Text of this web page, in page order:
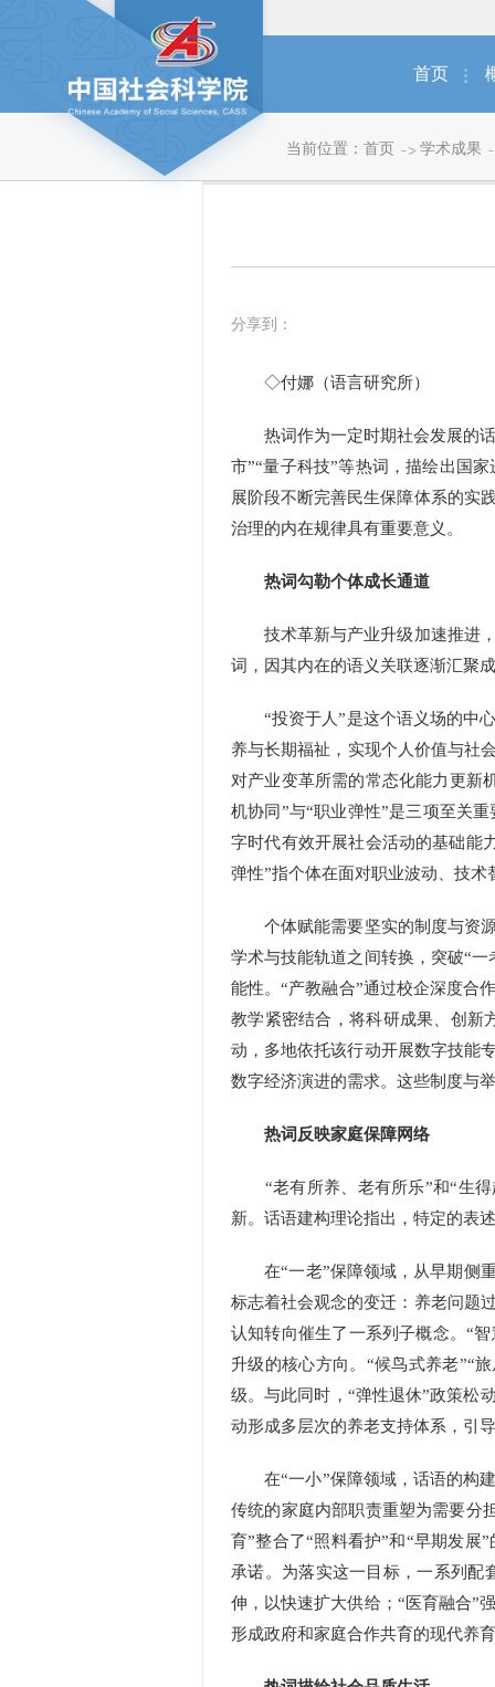
首页
当前位置： 首页 学术成果
分享到：
◇付娜（语言研究所）
热词作为一定时期社会发展的话
市”“量子科技”等热词，描绘出国
展阶段不断完善民生保障体系的实
治理的内在规律具有重要意义。
热词勾勒个体成长通道
技术革新与产业升级加速推进，
词，因其内在的语义关联逐渐汇聚
“投资于人”是这个语义场的中心
养与长期福祉，实现个人价值与社
对产业变革所需的常态化能力更新
机协同”与“职业弹性”是三项至关
字时代有效开展社会活动的基础能
弹性”指个体在面对职业波动、技
个体赋能需要坚实的制度与资源
学术与技能轨道之间转换，突破“
能性。“产教融合”通过校企深度合
教学紧密结合，将科研成果、创新
动，多地依托该行动开展数字技能
数字经济演进的需求。这些制度与
热词反映家庭保障网络
“老有所养、老有所乐”和“生得
新。话语建构理论指出，特定的表
在“一老”保障领域，从早期侧重
标志着社会观念的变迁：养老问题
认知转向催生了一系列子概念。“
升级的核心方向。“候鸟式养老”“
级。与此同时，“弹性退休”政策松
动形成多层次的养老支持体系，引
在“一小”保障领域，话语的构建
传统的家庭内部职责重塑为需要分
育”整合了“照料看护”和“早期发展
承诺。为落实这一目标，一系列配
伸，以快速扩大供给；“医育融合”
形成政府和家庭合作共育的现代养